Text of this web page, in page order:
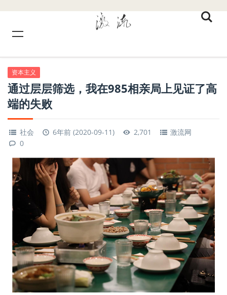
资本主义
通过层层筛选，我在985相亲局上见证了高
端的失败
社会 6年前 (2020-09-11) 2,701
激流网
0